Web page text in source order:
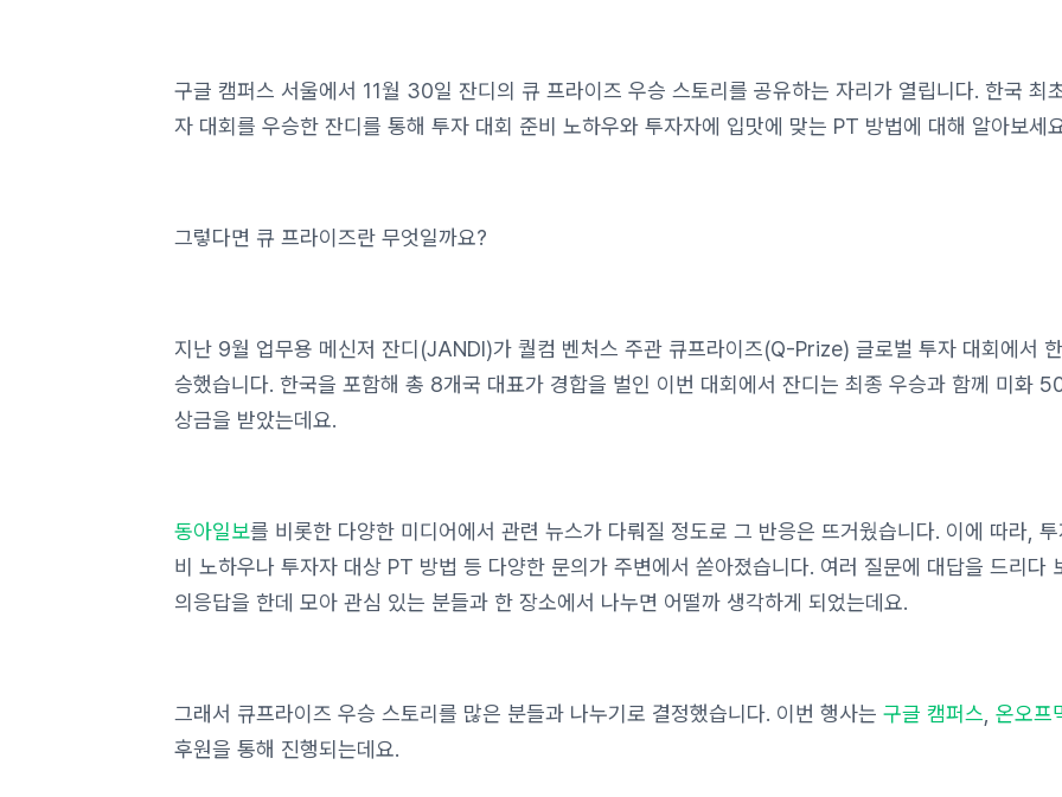
구글 캠퍼스 서울에서 11월 30일 잔디의 큐 프라이즈 우승 스토리를 공유하는 자리가 열립니다. 한국 최
자 대회를 우승한 잔디를 통해 투자 대회 준비 노하우와 투자자에 입맛에 맞는 PT 방법에 대해 알아보세
그렇다면 큐 프라이즈란 무엇일까요?
지난 9월 업무용 메신저 잔디(JANDI)가 퀄컴 벤처스 주관 큐프라이즈(Q-Prize) 글로벌 투자 대회에서
승했습니다. 한국을 포함해 총 8개국 대표가 경합을 벌인 이번 대회에서 잔디는 최종 우승과 함께 미화
상금을 받았는데요.
동아일보를 비롯한 다양한 미디어에서 관련 뉴스가 다뤄질 정도로 그 반응은 뜨거웠습니다. 이에 따라,
비 노하우나 투자자 대상 PT 방법 등 다양한 문의가 주변에서 쏟아졌습니다. 여러 질문에 대답을 드리다
의응답을 한데 모아 관심 있는 분들과 한 장소에서 나누면 어떨까 생각하게 되었는데요.
그래서 큐프라이즈 우승 스토리를 많은 분들과 나누기로 결정했습니다. 이번 행사는 구글 캠퍼스 온오프
후원을 통해 진행되는데요.